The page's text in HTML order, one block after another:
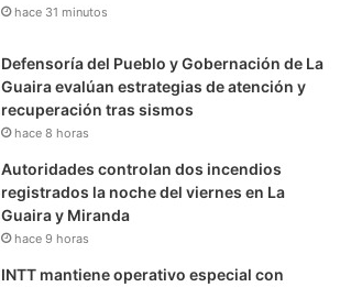
hace 31 minutos
Defensoría del Pueblo y Gobernación de La
Guaira evalúan estrategias de atención y
recuperación tras sismos
hace 8 horas
Autoridades controlan dos incendios
registrados la noche del viernes en La
Guaira y Miranda
hace 9 horas
INTT mantiene operativo especial con